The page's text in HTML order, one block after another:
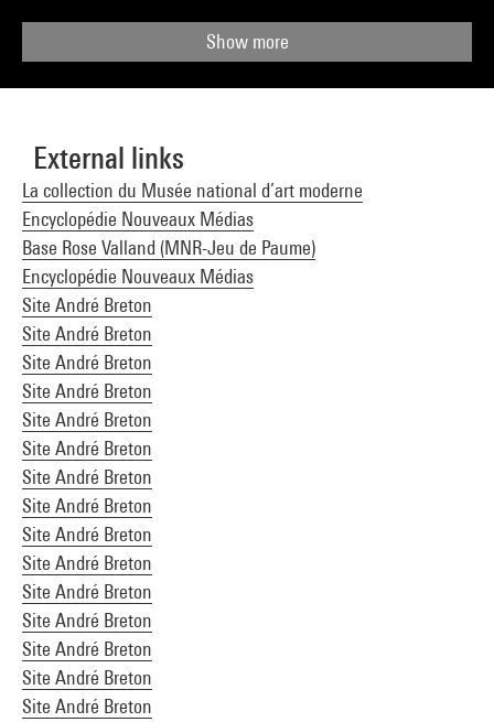
Show more
External links
La collection du Musée national d’art moderne
Encyclopédie Nouveaux Médias
Base Rose Valland (MNR-Jeu de Paume)
Encyclopédie Nouveaux Médias
Site André Breton
Site André Breton
Site André Breton
Site André Breton
Site André Breton
Site André Breton
Site André Breton
Site André Breton
Site André Breton
Site André Breton
Site André Breton
Site André Breton
Site André Breton
Site André Breton
Site André Breton